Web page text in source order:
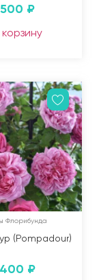
500 ₽
Флорибунда
(Pompadour)
400 ₽